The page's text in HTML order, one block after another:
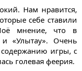
Нам нравится,
себе ставили
мнение, что в
и «Улытау». Очень
игры, с
голевая феерия.